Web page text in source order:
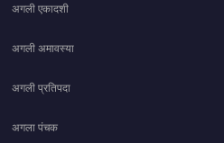
अगली एकादशी
अगली अमावस्या
अगली प्रतिपदा
अगला पंचक